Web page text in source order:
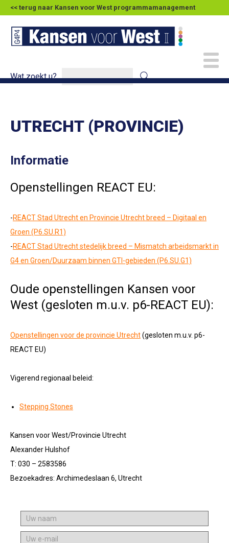
<< terug naar Kansen voor West programmamanagement
Wat zoekt u?
UTRECHT (PROVINCIE)
Informatie
Openstellingen REACT EU:
-REACT Stad Utrecht en Provincie Utrecht breed – Digitaal en
Groen (P6.SU.R1)
-REACT Stad Utrecht stedelijk breed – Mismatch arbeidsmarkt in
G4 en Groen/Duurzaam binnen GTI-gebieden (P6.SU.G1)
Oude openstellingen Kansen voor
West (gesloten m.u.v. p6-REACT EU):
Openstellingen voor de provincie Utrecht(gesloten m.u.v. p6-
REACT EU)
Vigerend regionaal beleid:
Stepping Stones
Kansen voor West/Provincie Utrecht
Alexander Hulshof
T: 030 – 2583586
Bezoekadres: Archimedeslaan 6, Utrecht